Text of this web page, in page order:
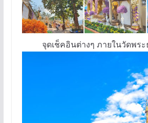
จุดเช็คอินต่างๆ ภายในวัดพระ